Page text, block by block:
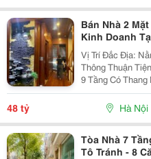
Bán Nhà 2
Kinh Doanh
Vị Trí Đắc Địa:
Thông Thuận Tiện Diện Tích Hơn 70M&Sup2; Tòa Nhà
9 Tầng Có Thang
Hữu 2 Mặt Tiền
Tránh Khu
48 tỷ Hà Nội
Tòa Nhà 7
Tô Tránh - 8